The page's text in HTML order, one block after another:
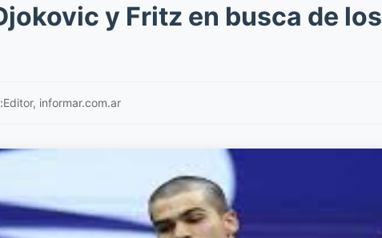
y Fritz en busca de los
Editor, informar.com.ar